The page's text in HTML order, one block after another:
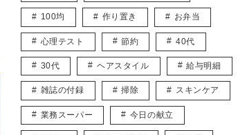
100均 作り置き お弁当
心理テスト 節約 40代
30代 ヘアスタイル 給与明細
雑誌の付録 掃除 スキンケア
業務スーパー 今日の献立